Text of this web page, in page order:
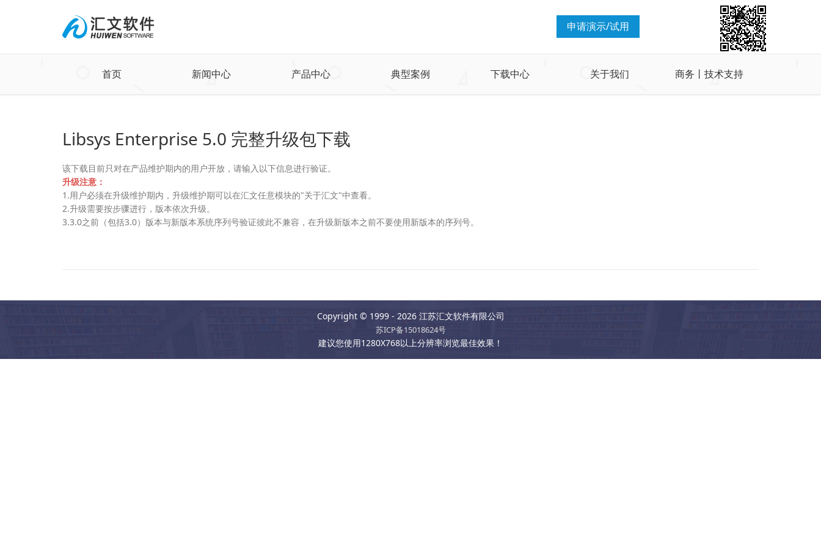
申请演示/试用
首页 新闻中心 产品中心 典型案例 下载中心 关于我们 商务丨技术支持
Libsys Enterprise 5.0 完整升级包下载
该下载目前只对在产品维护期内的用户开放，请输入以下信息进行验证。
升级注意：
1.用户必须在升级维护期内，升级维护期可以在汇文任意模块的"关于汇文"中查看。
2.升级需要按步骤进行，版本依次升级。
3.3.0之前（包括3.0）版本与新版本系统序列号验证彼此不兼容，在升级新版本之前不要使用新版本的序列号。
Copyright © 1999 - 2026 江苏汇文软件有限公司
苏ICP备15018624号
建议您使用1280X768以上分辨率浏览最佳效果！